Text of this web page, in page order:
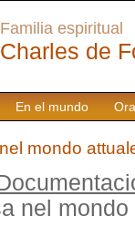
En el mundo
Familia espiritual
Charles de
mondo
nel mondo